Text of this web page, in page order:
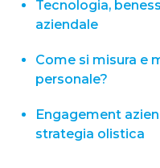
Tecnologia,
aziendale
Come si misura e
personale?
Engagement
strategia olistica